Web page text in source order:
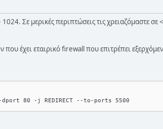
Σε μερικές περιπτώσεις τις χρειαζόμαστε σε
έχει εταιρικό firewall που επιτρέπει
80 -j REDIRECT --to-ports 5500